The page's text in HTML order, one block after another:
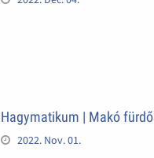
Hagymatikum | Makó fürdő
2022. Nov. 01.